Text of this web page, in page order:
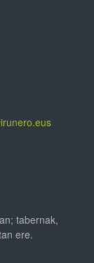
tabernak,
ere.